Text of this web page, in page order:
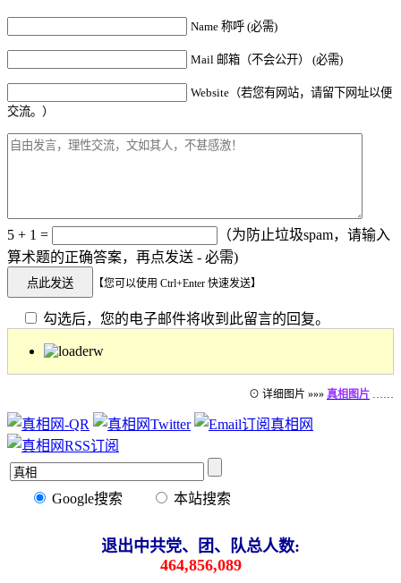
Name 称呼 (必需)
Mail 邮箱（不会公开） (必需)
Website（若您有网站，请留下网址以便
交流。）
5 + 1 =
（为防止垃圾spam，请输入
算术题的正确答案，再点发送 - 必需)
【您可以使用 Ctrl+Enter 快速发送】
勾选后，您的电子邮件将收到此留言的回复。
⊙ 详细图片 »»» 真相图片 ……
Google搜索 本站搜索
退出中共党、团、队总人数:
464,856,089